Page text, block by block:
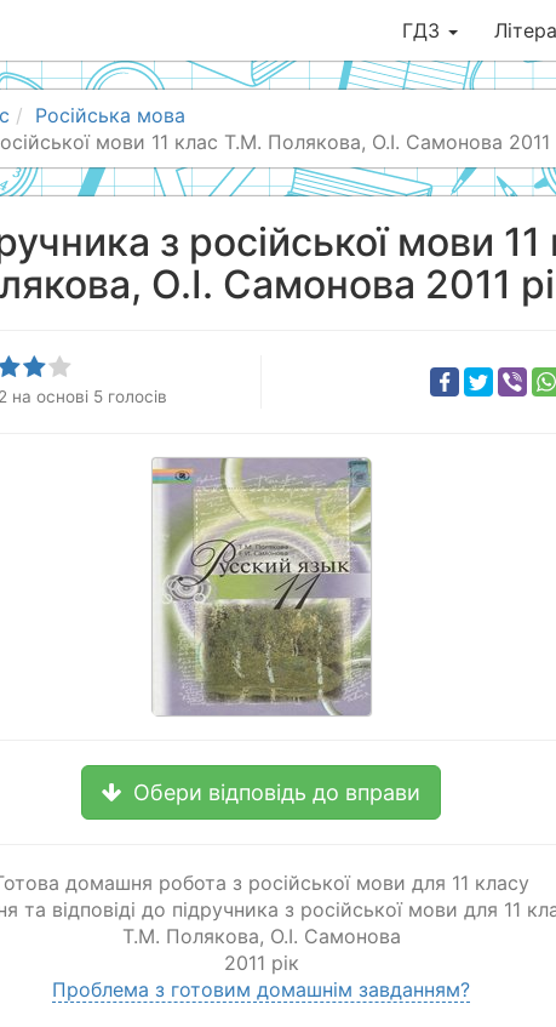
ГДЗ
Російська мова
мови 11 клас Т.М. Полякова, О.І. Самонова 2011
з російської мови
О.І. Самонова 2011
на основі 5голосів
Обери відповідь до вправи
домашня робота з російської мови для 11 класу
та відповіді до підручника з російської мови для 11
Т.М. Полякова, О.І. Самонова
2011 рік
Проблема з готовим домашнім завданням?